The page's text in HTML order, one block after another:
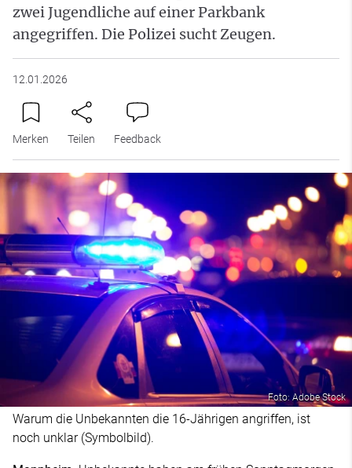
zwei Jugendliche auf einer Parkbank
angegriffen. Die Polizei sucht Zeugen.
12.01.2026
Merken Teilen Feedback
Foto: Adobe Stock
Warum die Unbekannten die 16-Jährigen angriffen, ist
noch unklar (Symbolbild).